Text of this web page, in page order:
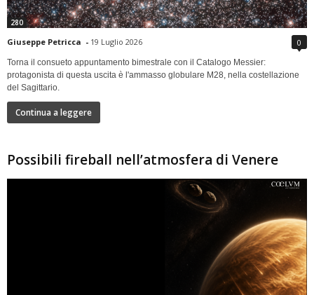
280
Giuseppe Petricca - 19 Luglio 2026 0
Torna il consueto appuntamento bimestrale con il Catalogo Messier:
protagonista di questa uscita è l'ammasso globulare M28, nella costellazione
del Sagittario.
Continua a leggere
Possibili fireball nell’atmosfera di Venere